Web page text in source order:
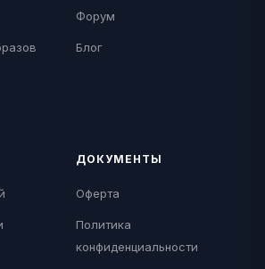
Форум
Блог
ДОКУМЕНТЫ
Оферта
Политика
конфиденциальности